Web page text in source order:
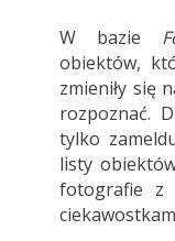
W bazie
obiektów,
zmieniły się
rozpoznać.
tylko
listy
fotografie z